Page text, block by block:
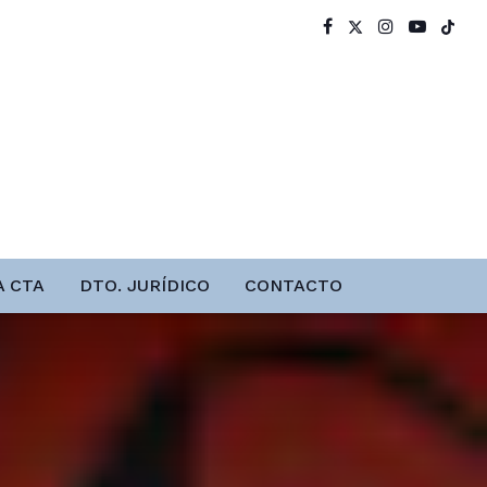
CTA DTO. JURÍDICO CONTACTO